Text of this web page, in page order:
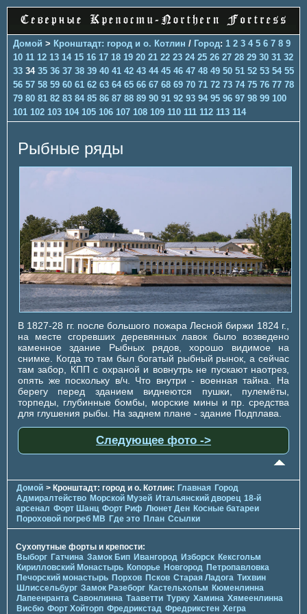
Домой > Кронштадт: город и о. Котлин / Город: 1 2 3 4 5 6 7 8 9
10 11 12 13 14 15 16 17 18 19 20 21 22 23 24 25 26 27 28 29 30 31 32
33 34 35 36 37 38 39 40 41 42 43 44 45 46 47 48 49 50 51 52 53 54 55
56 57 58 59 60 61 62 63 64 65 66 67 68 69 70 71 72 73 74 75 76 77 78
79 80 81 82 83 84 85 86 87 88 89 90 91 92 93 94 95 96 97 98 99 100
101 102 103 104 105 106 107 108 109 110 111 112 113 114
Рыбные ряды
В 1827-28 гг. после большого пожара Лесной биржи 1824 г.,
на месте сгоревших деревянных лавок было возведено
каменное здание Рыбных рядов, хорошо видимое на
снимке. Когда то там был богатый рыбный рынок, а сейчас
там забор, КПП с охраной и вовнутрь не пускают наотрез,
опять же поскольку в/ч. Что внутри - военная тайна. На
берегу перед зданием виднеются пушки, пулемёты,
торпеды, глубинные бомбы, морские мины и пр. средства
для глушения рыбы. На заднем плане - здание Подплава.
Следующее фото ->
Домой > Кронштадт: город и о. Котлин: Главная Город
Адмиралтейство Морской Музей Итальянский дворец 18-й
арсенал Форт Шанц Форт Риф Люнет Ден Косные батареи
Пороховой погреб МВ Где это План Ссылки
Сухопутные форты и крепости:
Выборг Гатчина Замок Бип Ивангород Изборск Кексгольм
Кирилловский Монастырь Копорье Новгород Петропавловка
Печорcкий монастырь Порхов Псков Старая Ладога Тихвин
Шлиссельбург Замок Разеборг Кастельхольм Кюменлинна
Лапеенранта Савонлинна Тааветти Турку Хамина Хямеенлинна
Висбю Форт Хойторп Фредрикстад Фредрикстен Хегра